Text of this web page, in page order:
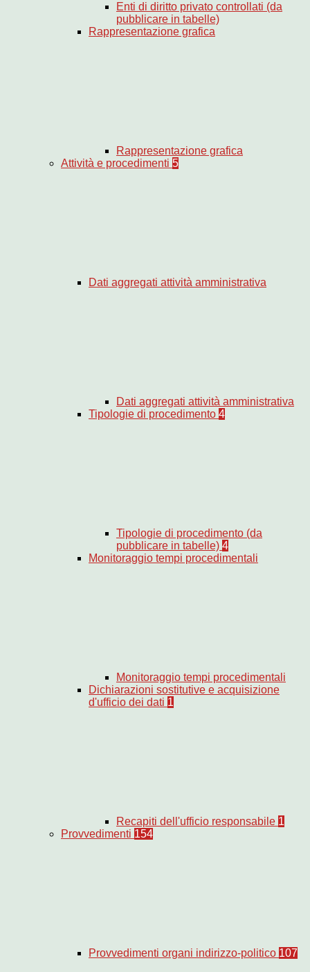
Enti di diritto privato controllati (da
pubblicare in tabelle)
Rappresentazione grafica
Rappresentazione grafica
Attività e procedimenti 5
Dati aggregati attività amministrativa
Dati aggregati attività amministrativa
Tipologie di procedimento 4
Tipologie di procedimento (da
pubblicare in tabelle) 4
Monitoraggio tempi procedimentali
Monitoraggio tempi procedimentali
Dichiarazioni sostitutive e acquisizione
d'ufficio dei dati 1
Recapiti dell'ufficio responsabile 1
Provvedimenti 154
Provvedimenti organi indirizzo-politico 107